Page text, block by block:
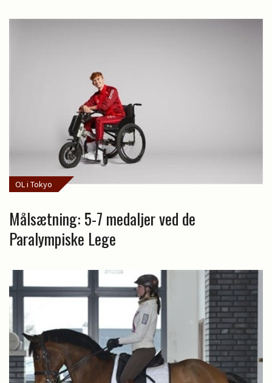
OL i Tokyo
Målsætning: 5-7 medaljer ved de
Paralympiske Lege